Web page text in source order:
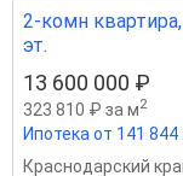
2-комн
эт.
13 600 000 ₽
323 810 ₽ за м2
Ипотека от 141
Краснодарский